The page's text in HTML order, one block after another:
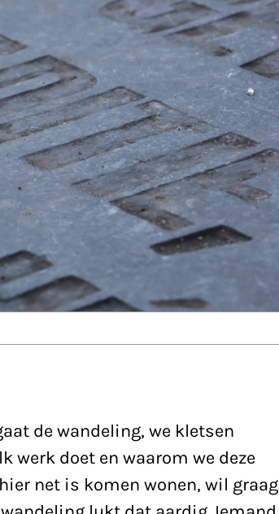
de wandeling, we kletsen
werk doet en waarom we deze
net is komen wonen, wil graag